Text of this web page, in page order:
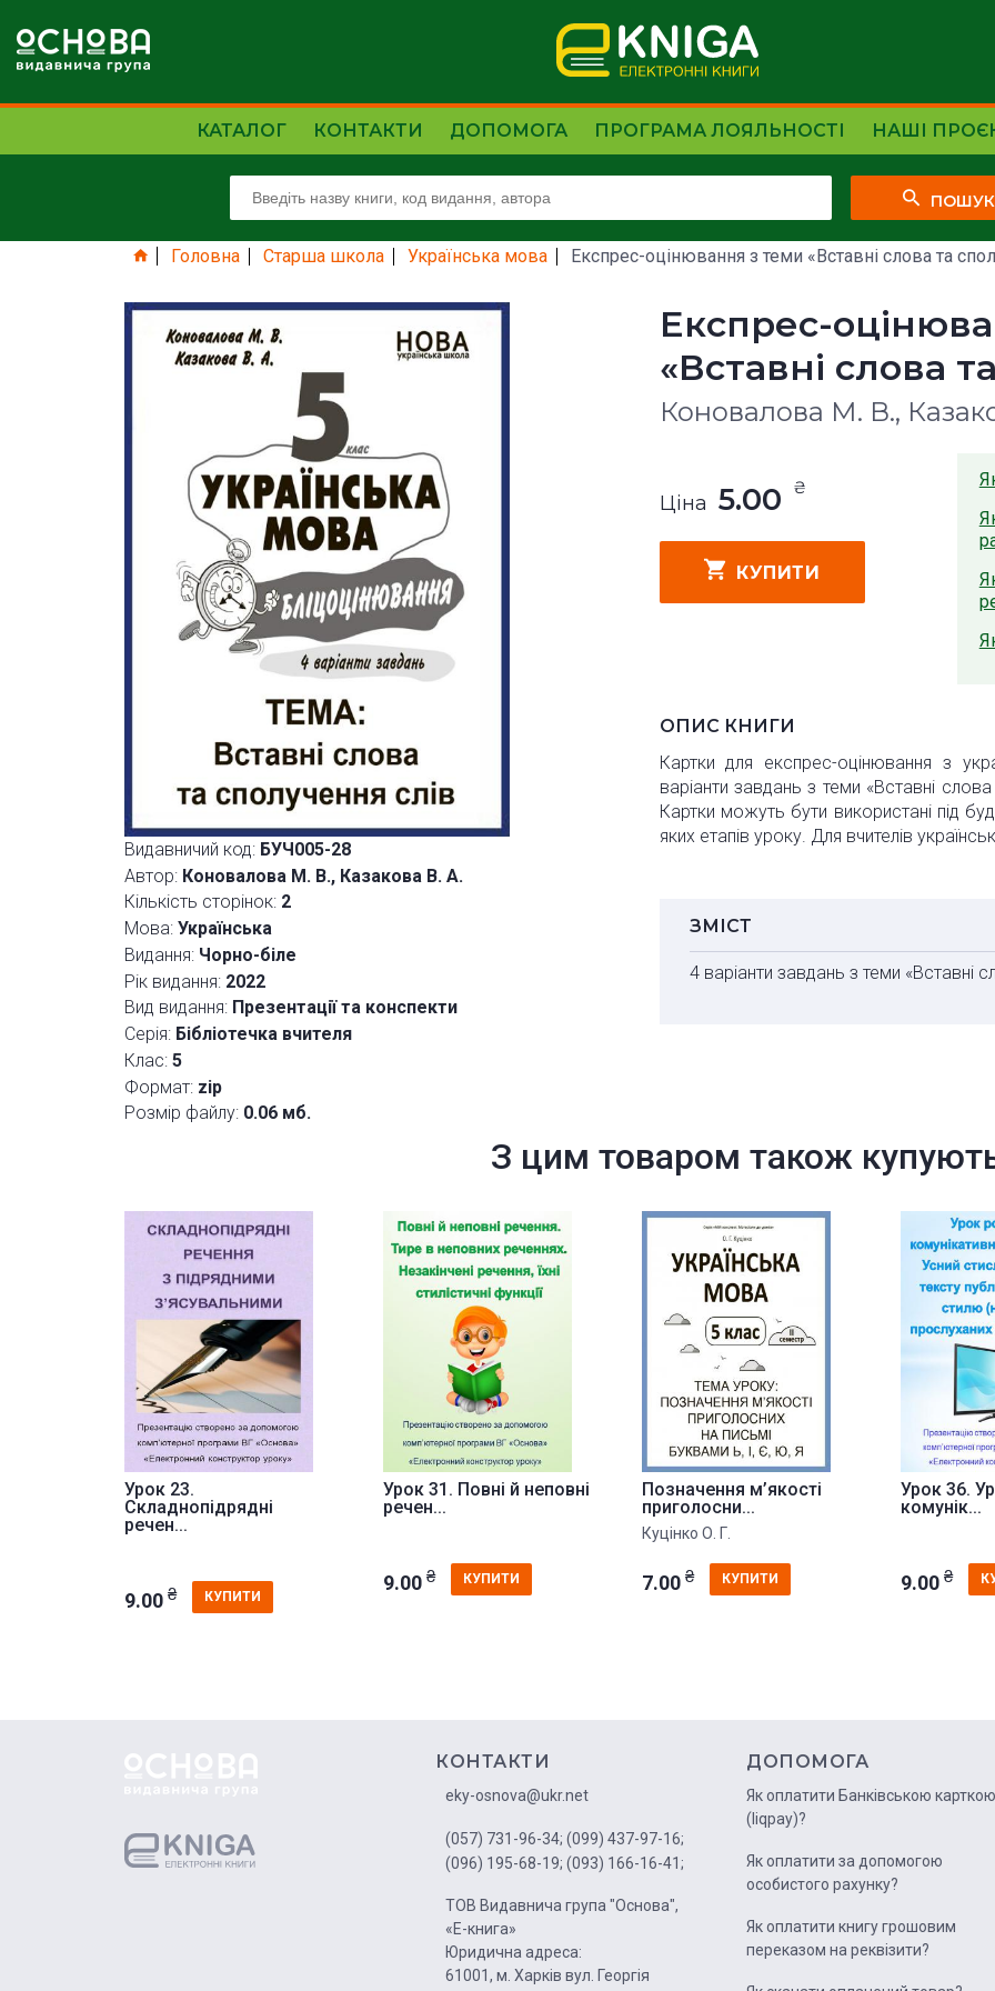
КАТАЛОГ КОНТАКТИ ДОПОМОГА ПРОГРАМА ЛОЯЛЬНОСТІ НАШІ
ПОШУК
Головна Старша школа Українська мова Експрес-оцінювання з теми «Вставні слова та
Видавничий код: БУЧ005-28
Автор: Коновалова М. В., Казакова В. А.
Кількість сторінок: 2
Мова: Українська
Видання: Чорно-біле
Рік видання: 2022
Вид видання: Презентації та конспекти
Серія: Бібліотечка вчителя
Клас: 5
Формат: zip
Розмір файлу: 0.06 мб.
Експрес-
«Вставні слова
Коновалова М. В.,
Ціна 5.00 ₴
КУПИТИ
ОПИС КНИГИ
Картки для експрес-оцінювання з
варіанти завдань з теми «Вставні
Картки можуть бути використані під
яких етапів уроку. Для вчителів
ЗМІСТ
4 варіанти завдань з теми «Вставні
З цим товаром також
Урок 23.
Складнопідрядні
речен...
9.00 ₴ КУПИТИ
Урок 31. Повні й неповні
речен...
9.00 ₴ КУПИТИ
Позначення м’якості
приголосни...
Куцінко О. Г.
7.00 ₴ КУПИТИ
Урок 36.
комунік...
9.00 ₴
КОНТАКТИ
eky-osnova@ukr.net
(057) 731-96-34; (099) 437-97-16;
(096) 195-68-19; (093) 166-16-41;
ТОВ Видавнича група "Основа",
«Е-книга»
Юридична адреса:
61001, м. Харків вул. Георгія
ДОПОМОГА
Як оплатити Банківською карткою
(liqpay)?
Як оплатити за допомогою
особистого рахунку?
Як оплатити книгу грошовим
переказом на реквізити?